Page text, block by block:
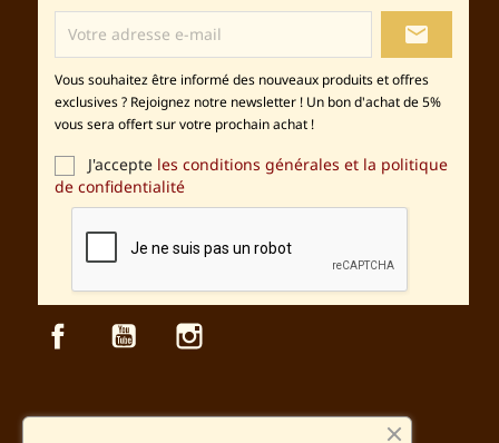
local_post_office
Vous souhaitez être informé des nouveaux produits et offres
exclusives ? Rejoignez notre newsletter ! Un bon d'achat de 5%
vous sera offert sur votre prochain achat !
J'accepte les conditions générales et la politique
de confidentialité
Facebook YouTube